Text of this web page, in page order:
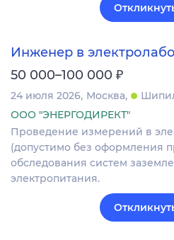
Инженер в
50 000–100 000 ₽
24 июля 2026 Москва
ООО "ЭНЕРГОДИРЕКТ"
Проведение измерений в
(допустимо без оформления
обследования систем
электропитания.